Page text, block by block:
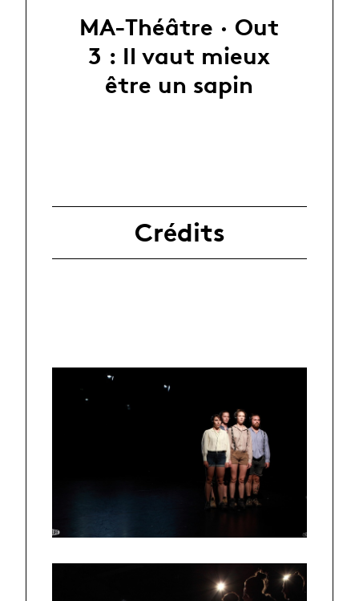
MA-Théâtre · Out
3 : Il vaut mieux
être un sapin
Crédits